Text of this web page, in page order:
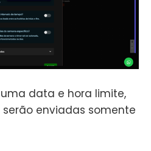
data e hora limite,
enviadas somente